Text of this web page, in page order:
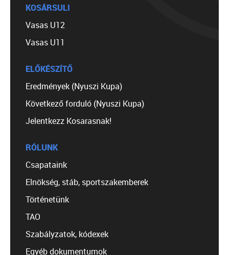
KOSÁRSULI
Vasas U12
Vasas U11
ELŐKÉSZÍTŐ
Eredmények (Nyuszi Kupa)
Következő forduló (Nyuszi Kupa)
Jelentkezz Kosarasnak!
RÓLUNK
Csapataink
Elnökség, stáb, sportszakemberek
Történetünk
TAO
Szabályzatok, kódexek
Egyéb dokumentumok